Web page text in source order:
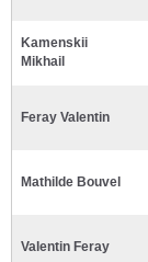
Kamenskii
Mikhail
Feray Valentin
Mathilde Bouvel
Valentin Feray